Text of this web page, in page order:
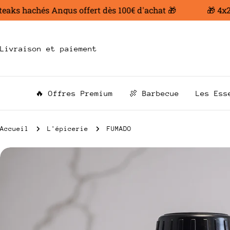
Aller
au
hachés Angus offert dès 100€ d'achat 🎁 🎁
Livraison et paiement
🔥 Offres Premium 🍖 Barbecue Les
Accueil L'épicerie FUMADO